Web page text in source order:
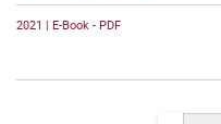
2021 | E-Book - PDF